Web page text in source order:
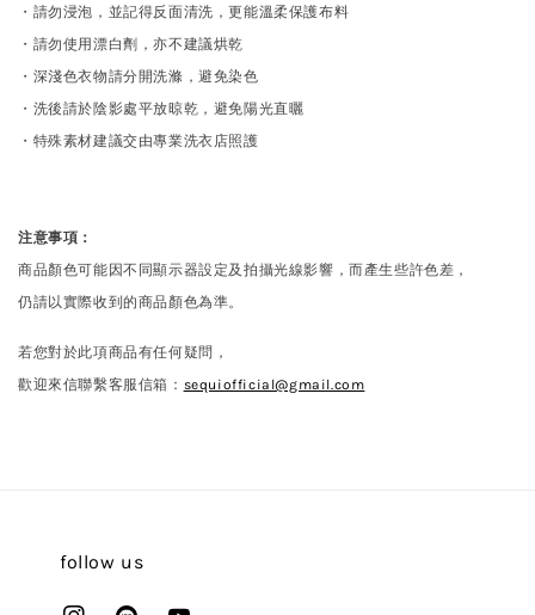
・請勿浸泡，並記得反面清洗，更能溫柔保護布料
・請勿使用漂白劑，亦不建議烘乾
・深淺色衣物請分開洗滌，避免染色
・洗後請於陰影處平放晾乾，避免陽光直曬
・特殊素材建議交由專業洗衣店照護
注意事項：
商品顏色可能因不同顯示器設定及拍攝光線影響，而產生些許色差，
仍請以實際收到的商品顏色為準。
若您對於此項商品有任何疑問，
歡迎來信聯繫客服信箱： sequiofficial@gmail.com
follow us